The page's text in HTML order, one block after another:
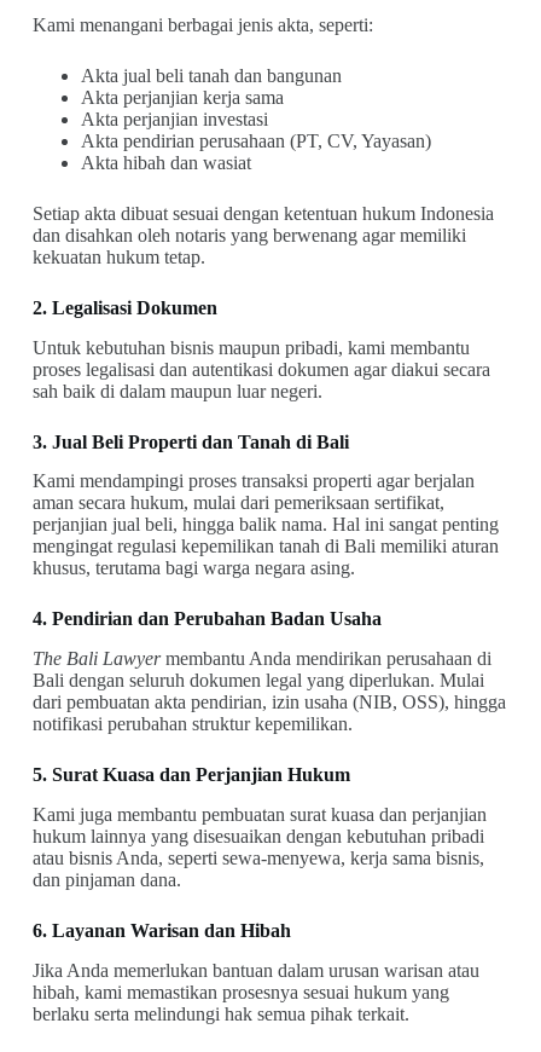
Kami menangani berbagai jenis akta, seperti:
Akta jual beli tanah dan bangunan
Akta perjanjian kerja sama
Akta perjanjian investasi
Akta pendirian perusahaan (PT, CV, Yayasan)
Akta hibah dan wasiat
Setiap akta dibuat sesuai dengan ketentuan hukum Indonesia
dan disahkan oleh notaris yang berwenang agar memiliki
kekuatan hukum tetap.
2. Legalisasi Dokumen
Untuk kebutuhan bisnis maupun pribadi, kami membantu
proses legalisasi dan autentikasi dokumen agar diakui secara
sah baik di dalam maupun luar negeri.
3. Jual Beli Properti dan Tanah di Bali
Kami mendampingi proses transaksi properti agar berjalan
aman secara hukum, mulai dari pemeriksaan sertifikat,
perjanjian jual beli, hingga balik nama. Hal ini sangat penting
mengingat regulasi kepemilikan tanah di Bali memiliki aturan
khusus, terutama bagi warga negara asing.
4. Pendirian dan Perubahan Badan Usaha
The Bali Lawyermembantu Anda mendirikan perusahaan di
Bali dengan seluruh dokumen legal yang diperlukan. Mulai
dari pembuatan akta pendirian, izin usaha (NIB, OSS), hingga
notifikasi perubahan struktur kepemilikan.
5. Surat Kuasa dan Perjanjian Hukum
Kami juga membantu pembuatan surat kuasa dan perjanjian
hukum lainnya yang disesuaikan dengan kebutuhan pribadi
atau bisnis Anda, seperti sewa-menyewa, kerja sama bisnis,
dan pinjaman dana.
6. Layanan Warisan dan Hibah
Jika Anda memerlukan bantuan dalam urusan warisan atau
hibah, kami memastikan prosesnya sesuai hukum yang
berlaku serta melindungi hak semua pihak terkait.